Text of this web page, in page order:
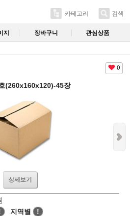
카테고리 검색
지 장바구니 관심상품
0
(260x160x120)-45장
상세보기
지역별
!